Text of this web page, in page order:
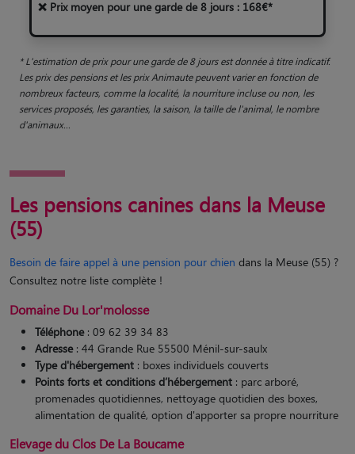
❌ Prix moyen pour une garde de 8 jours : 168€*
* L'estimation de prix pour une garde de 8 jours est donnée à titre indicatif.
Les prix des pensions et les prix Animaute peuvent varier en fonction de
nombreux facteurs, comme la localité, la nourriture incluse ou non, les
services proposés, les garanties, la saison, la taille de l'animal, le nombre
d'animaux...
Les pensions canines dans la Meuse
(55)
Besoin de faire appel à une pension pour chien dans la Meuse (55) ?
Consultez notre liste complète !
Domaine Du Lor'molosse
Téléphone: 09 62 39 34 83
Adresse: 44 Grande Rue 55500 Ménil-sur-saulx
Type d'hébergement : boxes individuels couverts
Points forts et conditions d’hébergement : parc arboré,
promenades quotidiennes, nettoyage quotidien des boxes,
alimentation de qualité, option d'apporter sa propre nourriture
Elevage du Clos De La Boucame